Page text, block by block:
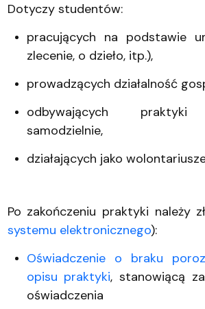
Dotyczy studentów:
pracujących na podstawie
zlecenie, o dzieło, itp.),
prowadzących działalność
odbywających praktyki
samodzielnie,
działających jako
Po zakończeniu praktyki należy
systemu elektronicznego):
Oświadczenie o braku
opisu praktyki, stanowiącą
oświadczenia